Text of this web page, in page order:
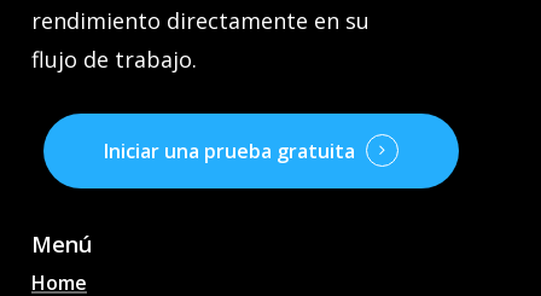
rendimiento directamente en su
flujo de trabajo.
Iniciar una prueba gratuita
Menú
Home